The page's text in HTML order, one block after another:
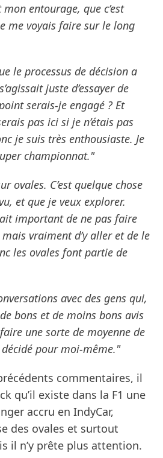
entourage, que c’est
me voyais faire sur le long
le processus de décision a
juste d’essayer de
serais-je engagé ? Et
pas ici si je n’étais pas
je suis très enthousiaste. Je
championnat."
ovales. C’est quelque chose
et que je veux explorer.
important de ne pas faire
vraiment d’y aller et de le
les ovales font partie de
avec des gens qui,
bons et de moins bons avis
une sorte de moyenne de
pour moi-même."
commentaires, il
qu’il existe dans la F1 une
accru en IndyCar,
des ovales et surtout
il n’y prête plus attention.